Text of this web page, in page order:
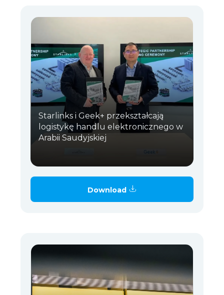
Starlinks i Geek+ przekształcają
logistykę handlu elektronicznego w
Arabii Saudyjskiej
Download